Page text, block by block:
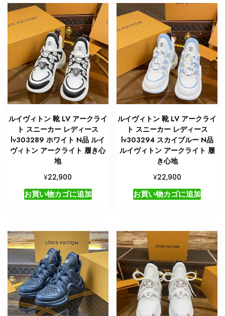
ー
ス
個
ルイヴィトン 靴 LV アークライ
ト スニーカー レディース
lv303289 ホワイト N品 ルイ
ヴィトン アークライト 履き心
地
¥22,900
お買い物カゴに追加
ルイヴィトン 靴 LV アークライ
ト スニーカー レディース
lv303294 スカイブルー N品
ルイヴィトン アークライト 履
き心地
¥22,900
お買い物カゴに追加